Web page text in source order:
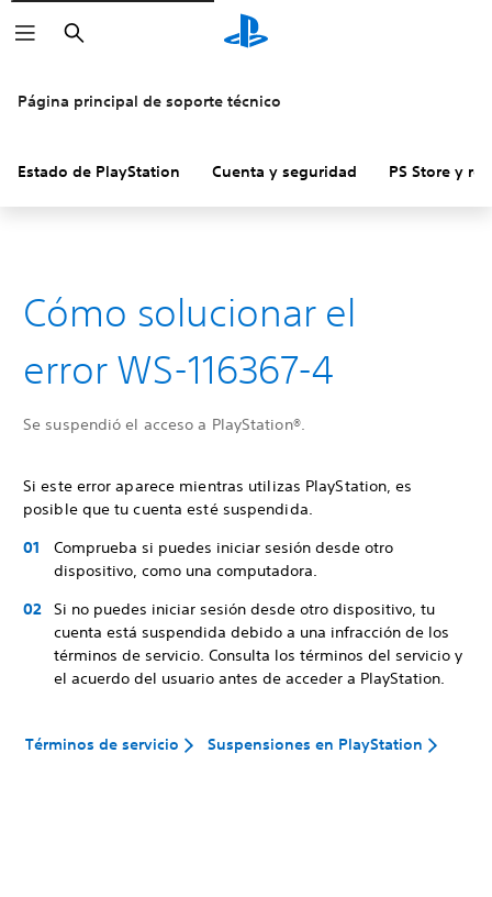
Buscar
Página principal de soporte técnico
Estado de PlayStation Cuenta y seguridad PS Store y
Cómo solucionar el
error WS-116367-4
Se suspendió el acceso a PlayStation®.
Si este error aparece mientras utilizas PlayStation, es
posible que tu cuenta esté suspendida.
Comprueba si puedes iniciar sesión desde otro
dispositivo, como una computadora.
Si no puedes iniciar sesión desde otro dispositivo, tu
cuenta está suspendida debido a una infracción de los
términos de servicio. Consulta los términos del servicio y
el acuerdo del usuario antes de acceder a PlayStation.
Términos de servicio Suspensiones en PlayStation